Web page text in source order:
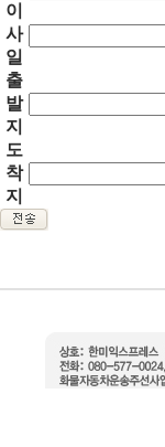
이
사
일
출
발
지
도
착
지